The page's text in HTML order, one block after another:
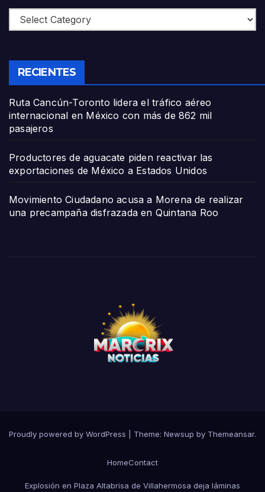
Categories
RECIENTES
Ruta Cancún-Toronto lidera el tráfico aéreo
internacional en México con más de 862 mil
pasajeros
Productores de aguacate piden reactivar las
exportaciones de México a Estados Unidos
Movimiento Ciudadano acusa a Morena de realizar
una precampaña disfrazada en Quintana Roo
Proudly powered by WordPress Theme: Newsup by Themeansar.
HomeContact
Explosión en Plaza Altabrisa de Villahermosa deja láminas